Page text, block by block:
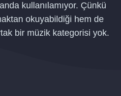
kullanılamıyor. Çünkü
okuyabildiği hem de
bir müzik kategorisi yok.